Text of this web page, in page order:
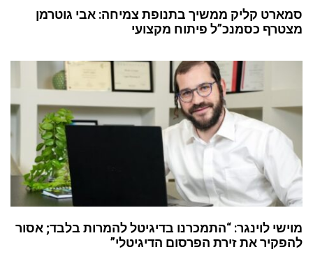
סמארט קליק ממשיך בתנופת צמיחה: אבי גוטרמן
מצטרף כסמנכ”ל פיתוח מקצועי
מוישי לוינגר: “התמכרנו בדיגיטל להמרות בלבד; אסור
להפקיר את זירת הפרסום הדיגיטלי”